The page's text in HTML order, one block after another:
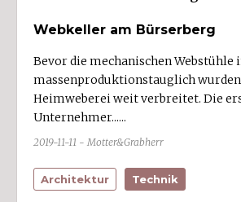
Zwischenwasser (2)
Webkeller am Bürserberg
Bevor die mechanischen Webstühle
massenproduktionstauglich
Heimweberei weit verbreitet. Die
Unternehmer......
2019-11-11 - Motter&Grabherr
Architektur Technik